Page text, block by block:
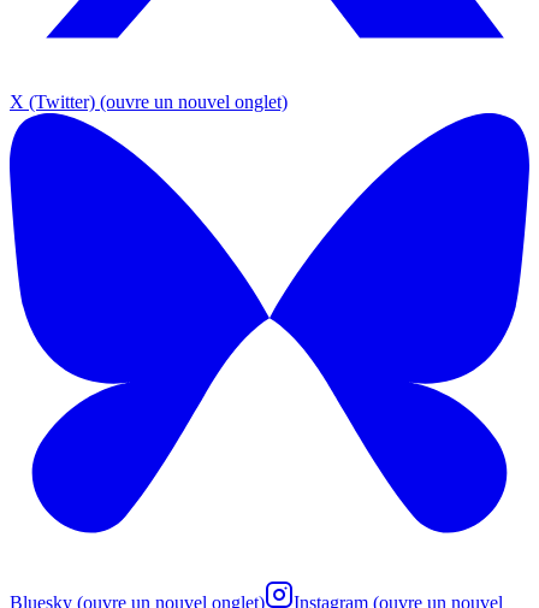
X (Twitter) (ouvre un nouvel onglet)
Bluesky (ouvre un nouvel onglet) Instagram (ouvre un nouvel